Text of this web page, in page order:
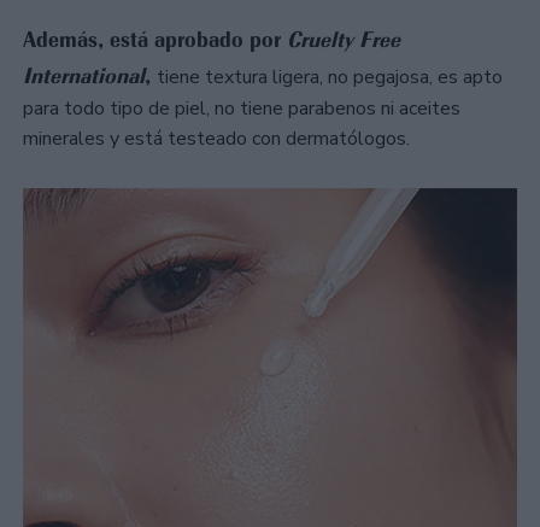
Además, está aprobado por Cruelty Free
International, tiene textura ligera, no pegajosa, es apto
para todo tipo de piel, no tiene parabenos ni aceites
minerales y está testeado con dermatólogos.